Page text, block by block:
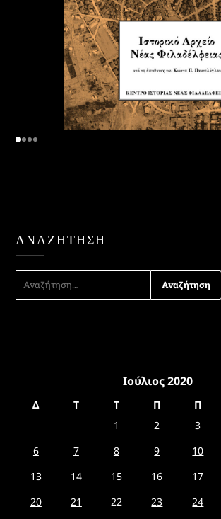
ΑΝΑΖΉΤΗΣΗ
ΑΝΑΖΉΤΗΣΗ
ΓΙΑ:
Ιούλιος 2020
Δ Τ Τ Π Π
1
2 3
6
7 8 9 10
13
14 15 16 17
20
21 22 23 24